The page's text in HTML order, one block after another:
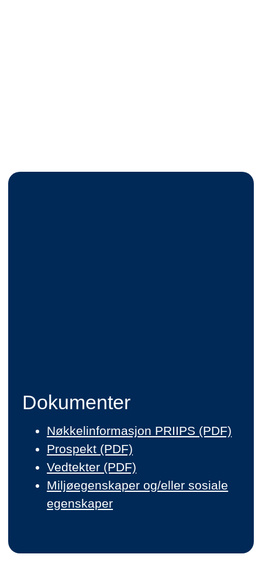
Dokumenter
Nøkkelinformasjon PRIIPS (PDF)
Prospekt (PDF)
Vedtekter (PDF)
Miljøegenskaper og/eller sosiale
egenskaper